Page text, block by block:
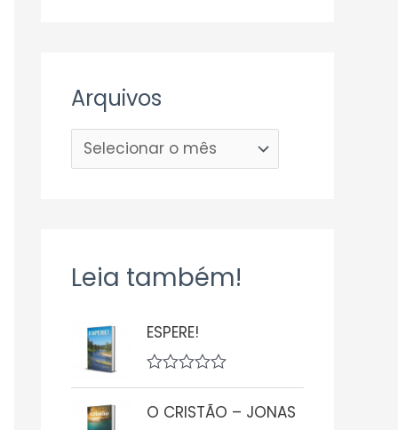
Arquivos
Leia também!
ESPERE!
A
a
O CRISTÃO – JONAS